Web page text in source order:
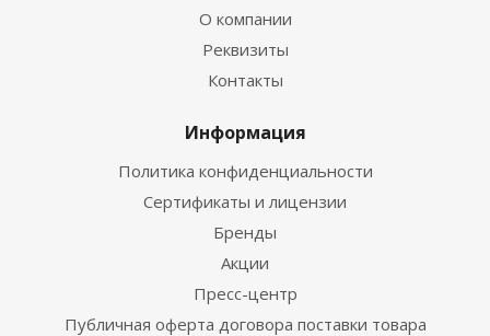
О компании
Реквизиты
Контакты
Информация
Политика конфиденциальности
Сертификаты и лицензии
Бренды
Акции
Пресс-центр
Публичная оферта договора поставки товара